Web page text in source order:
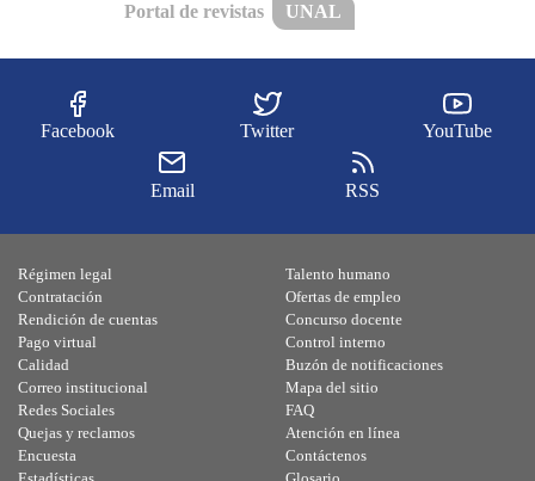
Portal de revistas UNAL
Facebook Twitter YouTube
Email RSS
Régimen legal
Contratación
Rendición de cuentas
Pago virtual
Calidad
Talento humano
Ofertas de empleo
Concurso docente
Control interno
Buzón de notificaciones
Correo institucional
Redes Sociales
Quejas y reclamos
Encuesta
Mapa del sitio
FAQ
Atención en línea
Contáctenos